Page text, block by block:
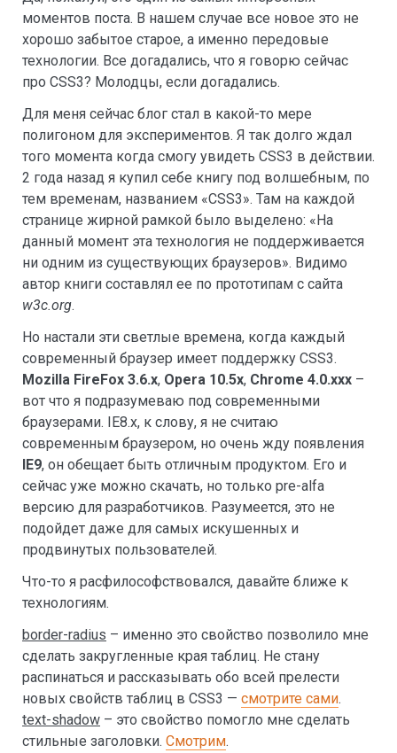
моментов поста. В нашем случае все новое это не
хорошо забытое старое, а именно передовые
технологии. Все догадались, что я говорю сейчас
про CSS3? Молодцы, если догадались.
Для меня сейчас блог стал в какой-то мере
полигоном для экспериментов. Я так долго ждал
того момента когда смогу увидеть CSS3 в действии.
2 года назад я купил себе книгу под волшебным, по
тем временам, названием «CSS3». Там на каждой
странице жирной рамкой было выделено: «На
данный момент эта технология не поддерживается
ни одним из существующих браузеров». Видимо
автор книги составлял ее по прототипам с сайта
w3c.org.
Но настали эти светлые времена, когда каждый
современный браузер имеет поддержку CSS3.
Mozilla FireFox 3.6.x, Opera 10.5x, Chrome 4.0.xxx –
вот что я подразумеваю под современными
браузерами. IE8.x, к слову, я не считаю
современным браузером, но очень жду появления
IE9, он обещает быть отличным продуктом. Его и
сейчас уже можно скачать, но только pre-alfa
версию для разработчиков. Разумеется, это не
подойдет даже для самых искушенных и
продвинутых пользователей.
Что-то я расфилософствовался, давайте ближе к
технологиям.
border-radius – именно это свойство позволило мне
сделать закругленные края таблиц. Не стану
распинаться и рассказывать обо всей прелести
новых свойств таблиц в CSS3 — смотрите сами.
text-shadow – это свойство помогло мне сделать
стильные заголовки. Смотрим.